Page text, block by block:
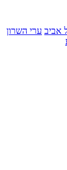
ערי השרון